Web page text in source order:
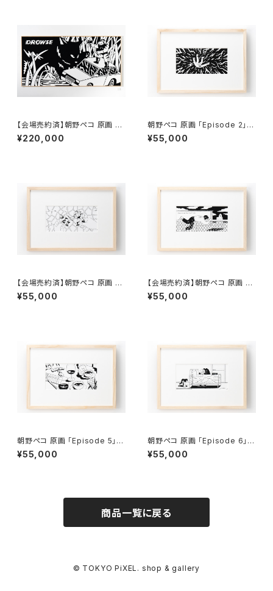
【会場売約済】朝野ペコ 原画 24
「Episode 15」
¥220,000
朝野ペコ 原画 「Episode 2」額
付き、直筆サイン入り
¥55,000
【会場売約済】朝野ペコ 原画 「E
pisode 3」額付き、直筆サイン
入り
¥55,000
【会場売約済】朝野ペコ 原画 「E
pisode 4」額付き、直筆サイン
入り
¥55,000
朝野ペコ 原画 「Episode 5」額
付き、直筆サイン入り
¥55,000
朝野ペコ 原画 「Episode 6」額
付き、直筆サイン入り
¥55,000
商品一覧に戻る
© TOKYO PiXEL. shop & gallery